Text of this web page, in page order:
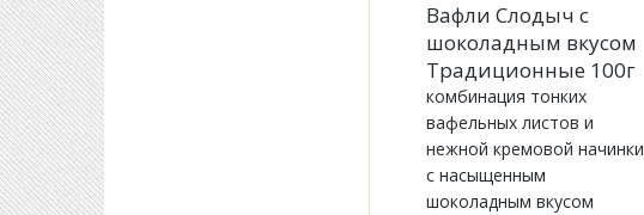
Вафли Слодыч с
шоколадным вкусом
Традиционные 100г
комбинация тонких
вафельных листов и
нежной кремовой начинки
с насыщенным
шоколадным вкусом